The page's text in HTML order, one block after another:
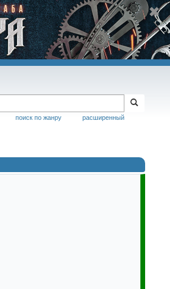
расширенный
поиск по жанру